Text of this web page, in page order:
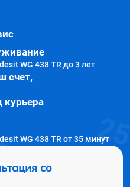
WG 438 TR до 3 лет
счет,
курьера
WG 438 TR от 35 минут
со